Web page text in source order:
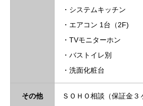
・システムキッチン
・エアコン 1台（2F)
・TVモニターホン
・バストイレ別
・洗面化粧台
その他
ＳＯＨＯ相談（保証金３